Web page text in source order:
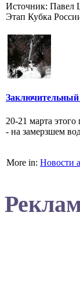
Источник:
Этап Кубка
20-21 марта
- на замерзшем
More in: Новости